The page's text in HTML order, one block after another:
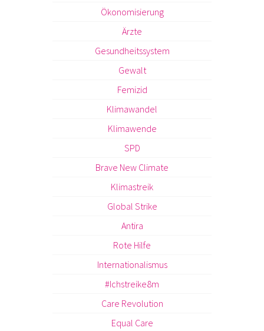
Ökonomisierung
Ärzte
Gesundheitssystem
Gewalt
Femizid
Klimawandel
Klimawende
SPD
Brave New Climate
Klimastreik
Global Strike
Antira
Rote Hilfe
Internationalismus
#Ichstreike8m
Care Revolution
Equal Care